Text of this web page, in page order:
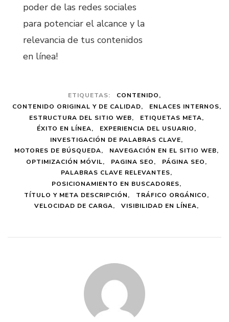
poder de las redes sociales
para potenciar el alcance y la
relevancia de tus contenidos
en línea!
ETIQUETAS:
CONTENIDO
CONTENIDO ORIGINAL Y DE CALIDAD
ENLACES INTERNOS
ESTRUCTURA DEL SITIO WEB
ETIQUETAS META
ÉXITO EN LÍNEA
EXPERIENCIA DEL USUARIO
INVESTIGACIÓN DE PALABRAS CLAVE
MOTORES DE BÚSQUEDA
NAVEGACIÓN EN EL SITIO WEB
OPTIMIZACIÓN MÓVIL
PAGINA SEO
PÁGINA SEO
PALABRAS CLAVE RELEVANTES
POSICIONAMIENTO EN BUSCADORES
TÍTULO Y META DESCRIPCIÓN
TRÁFICO ORGÁNICO
VELOCIDAD DE CARGA
VISIBILIDAD EN LÍNEA